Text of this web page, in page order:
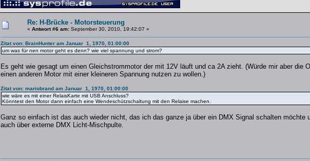
Re: H-Brücke - Motorsteuerung
« Antwort #6 am: September 30, 2010, 19:42:07 »
Zitat von: BrainHunter am Januar 1, 1970, 01:00:00
um was für nen motor geht es denn? wie viel spannung und strom?
Es geht wie gesagt um einen Gleichstrommotor der mit 12V läuft und ca 2A zieht. (Würde mir aber die
einen anderen Motor mit einer kleineren Spannung nutzen zu wollen.)
Zitat von: mariobrand am Januar 1, 1970, 01:00:00
wie wäre es mit einer RelaisKarte mit USB Anschluss?
Könntest den Motor dann einfach eine Wendeschützschaltung mit den Relaise machen.
Ganz so einfach ist das auch wieder nicht, das ich das ganze ja über ein DMX Signal schalten möchte
auch über externe DMX Licht-Mischpulte.